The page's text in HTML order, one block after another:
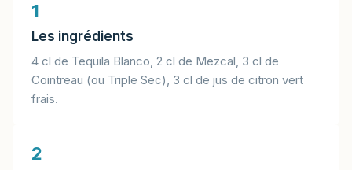
1
Les ingrédients
4 cl de Tequila Blanco, 2 cl de Mezcal, 3 cl de
Cointreau (ou Triple Sec), 3 cl de jus de citron vert
frais.
2